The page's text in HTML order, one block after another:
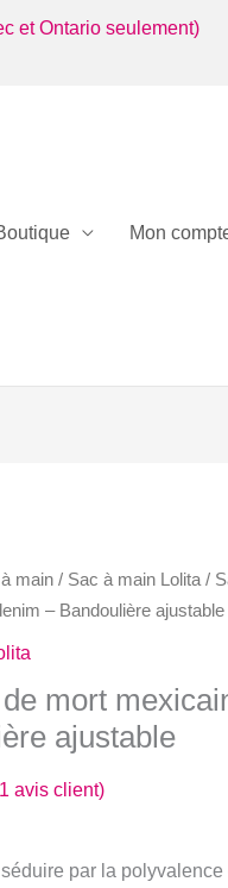
et Ontario seulement)
Mon
main / Sac à main Lolita/
– Bandoulière ajustable
mort
ajustable
avis client)
par la polyvalence